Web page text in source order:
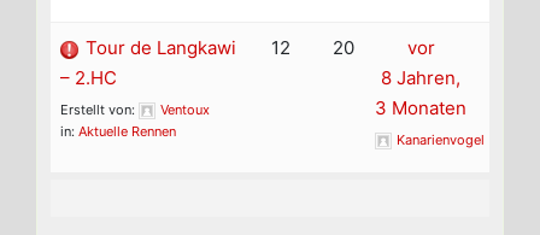
Tour de Langkawi
– 2.HC
Erstellt von:
Ventoux
in: Aktuelle Rennen
12 20
vor
8 Jahren,
3 Monaten
Kanarienvogel